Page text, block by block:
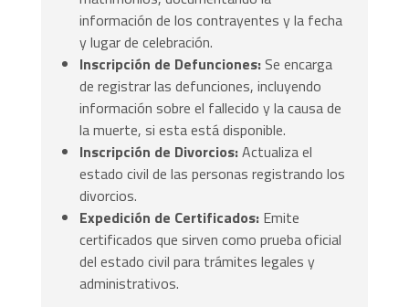
información de los contrayentes y la fecha
y lugar de celebración.
Inscripción de Defunciones: Se encarga
de registrar las defunciones, incluyendo
información sobre el fallecido y la causa de
la muerte, si esta está disponible.
Inscripción de Divorcios:Actualiza el
estado civil de las personas registrando los
divorcios.
Expedición de Certificados: Emite
certificados que sirven como prueba oficial
del estado civil para trámites legales y
administrativos.